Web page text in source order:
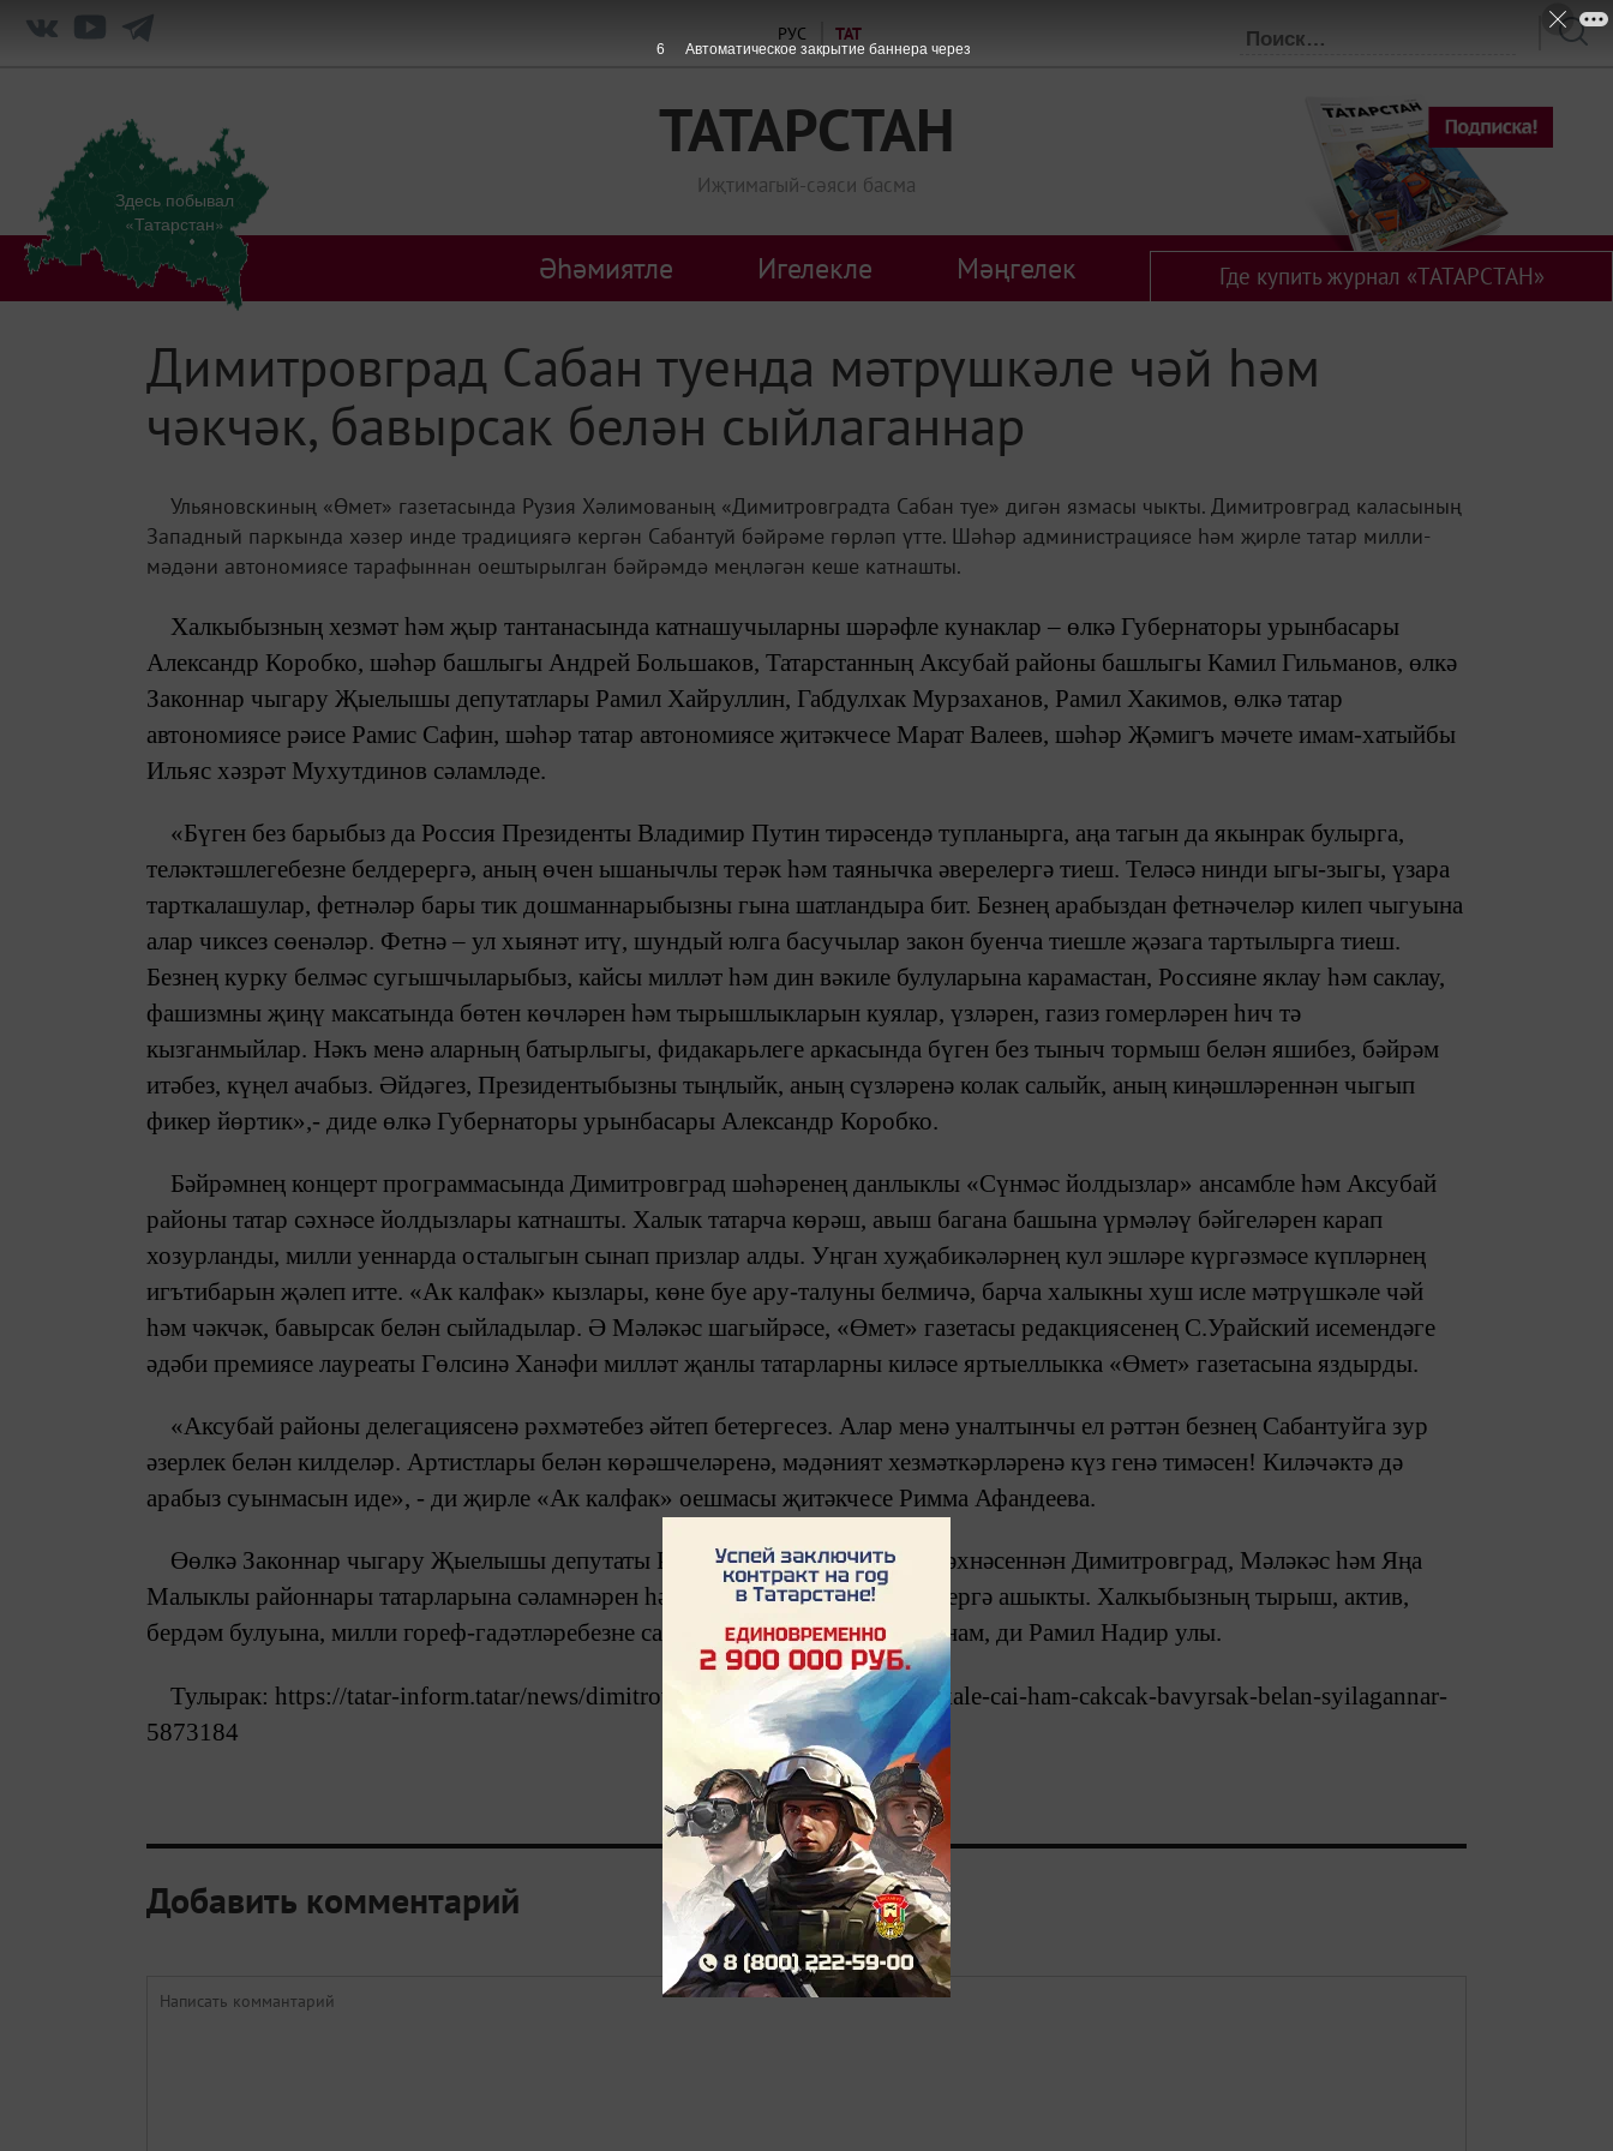
РУС ТАТ
ТАТАРСТАН
Иҗтимагый-сәяси басма
Здесь побывал
«Татарстан»
Әһәмиятле Игелекле Мәңгелек Где купить журнал «ТАТАРСТАН»
Димитровград Сабан туенда мәтрүшкәле чәй һәм
чәкчәк, бавырсак белән сыйлаганнар
Ульяновскиның «Өмет» газетасында Рузия Хәлимованың «Димитровградта Сабан туе» дигән язмасы чыкты. Димитровград каласының
Западный паркында хәзер инде традициягә кергән Сабантуй бәйрәме гөрләп үтте. Шәһәр администрациясе һәм җирле татар милли-
мәдәни автономиясе тарафыннан оештырылган бәйрәмдә меңләгән кеше катнашты.
Халкыбызның хезмәт һәм җыр тантанасында катнашучыларны шәрәфле кунаклар – өлкә Губернаторы урынбасары
Александр Коробко, шәһәр башлыгы Андрей Большаков, Татарстанның Аксубай районы башлыгы Камил Гильманов, өлкә
Законнар чыгару Җыелышы депутатлары Рамил Хайруллин, Габдулхак Мурзаханов, Рамил Хакимов, өлкә татар
автономиясе рәисе Рамис Сафин, шәһәр татар автономиясе җитәкчесе Марат Валеев, шәһәр Җәмигъ мәчете имам-хатыйбы
Ильяс хәзрәт Мухутдинов сәламләде.
«Бүген без барыбыз да Россия Президенты Владимир Путин тирәсендә тупланырга, аңа тагын да якынрак булырга,
теләктәшлегебезне белдерергә, аның өчен ышанычлы терәк һәм таянычка әверелергә тиеш. Теләсә нинди ыгы-зыгы, үзара
тарткалашулар, фетнәләр бары тик дошманнарыбызны гына шатландыра бит. Безнең арабыздан фетнәчеләр килеп чыгуына
алар чиксез сөенәләр. Фетнә – ул хыянәт итү, шундый юлга басучылар закон буенча тиешле җәзага тартылырга тиеш.
Безнең курку белмәс сугышчыларыбыз, кайсы милләт һәм дин вәкиле булуларына карамастан, Россияне яклау һәм саклау,
фашизмны җиңү максатында бөтен көчләрен һәм тырышлыкларын куялар, үзләрен, газиз гомерләрен һич тә
кызганмыйлар. Нәкъ менә аларның батырлыгы, фидакарьлеге аркасында бүген без тыныч тормыш белән яшибез, бәйрәм
итәбез, күңел ачабыз. Әйдәгез, Президентыбызны тыңлыйк, аның сүзләренә колак салыйк, аның киңәшләреннән чыгып
фикер йөртик»,- диде өлкә Губернаторы урынбасары Александр Коробко.
Бәйрәмнең концерт программасында Димитровград шәһәренең данлыклы «Сүнмәс йолдызлар» ансамбле һәм Аксубай
районы татар сәхнәсе йолдызлары катнашты. Халык татарча көрәш, авыш багана башына үрмәләү бәйгеләрен карап
хозурланды, милли уеннарда осталыгын сынап призлар алды. Уңган хуҗабикәләрнең кул эшләре күргәзмәсе күпләрнең
игътибарын җәлеп итте. «Ак калфак» кызлары, көне буе ару-талуны белмичә, барча халыкны хуш исле мәтрүшкәле чәй
һәм чәкчәк, бавырсак белән сыйладылар. Ә Мәләкәс шагыйрәсе, «Өмет» газетасы редакциясенең С.Урайский исемендәге
әдәби премиясе лауреаты Гөлсинә Ханәфи милләт җанлы татарларны киләсе яртыеллыкка «Өмет» газетасына яздырды.
«Аксубай районы делегациясенә рәхмәтебез әйтеп бетергесез. Алар менә уналтынчы ел рәттән безнең Сабантуйга зур
әзерлек белән килделәр. Артистлары белән көрәшчеләренә, мәдәният хезмәткәрләренә күз генә тимәсен! Киләчәктә дә
арабыз суынмасын иде», - ди җирле «Ак калфак» оешмасы җитәкчесе Римма Афандеева.
Өөлкә Законнар чыгару Җыелышы депутаты Рамил Хайруллин бәйрәм сәхнәсеннән Димитровград, Мәләкәс һәм Яңа
Малыклы районнары татарларына сәламнәрен һәм рәхмәт сүзләрен җиткерергә ашыкты. Халкыбызның тырыш, актив,
бердәм булуына, милли гореф-гадәтләребезне саклап яшәвенә чиксез сокланам, ди Рамил Надир улы.
Тулырак: https://tatar-inform.tatar/news/dimitrovgrad-saban-tuenda-matruskale-cai-ham-cakcak-bavyrsak-belan-syilagannar-
5873184
0
Добавить комментарий
6 Автоматическое закрытие баннера через